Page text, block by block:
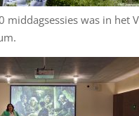
middagsessies was in het